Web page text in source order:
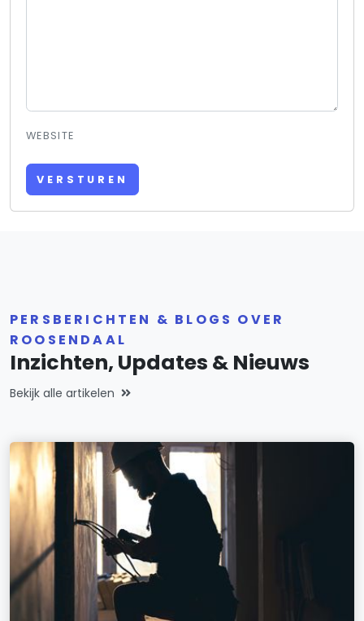
WEBSITE
VERSTUREN
PERSBERICHTEN & BLOGS OVER
ROOSENDAAL
Inzichten, Updates & Nieuws
Bekijk alle artikelen